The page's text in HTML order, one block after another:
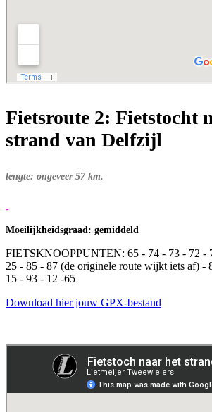
Fietsroute 2: Fietstocht
strand van Delfzijl
lengte: ongeveer 57 km.
-
Moeilijkheidsgraad: gemiddeld
FIETSKNOOPPUNTEN: 65 - 74 - 73 - 72 -
25 - 85 - 87 (de originele route wijkt iets af) -
15 - 93 - 12 -65
Download hier jouw GPX-bestand